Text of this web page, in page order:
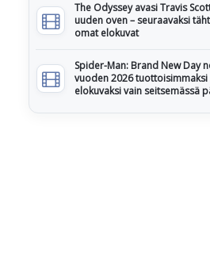
The Odyssey avasi Travis
uuden oven – seuraavaksi
omat elokuvat
Spider-Man: Brand New Day
vuoden 2026 tuottoisimmaksi
elokuvaksi vain seitsemässä